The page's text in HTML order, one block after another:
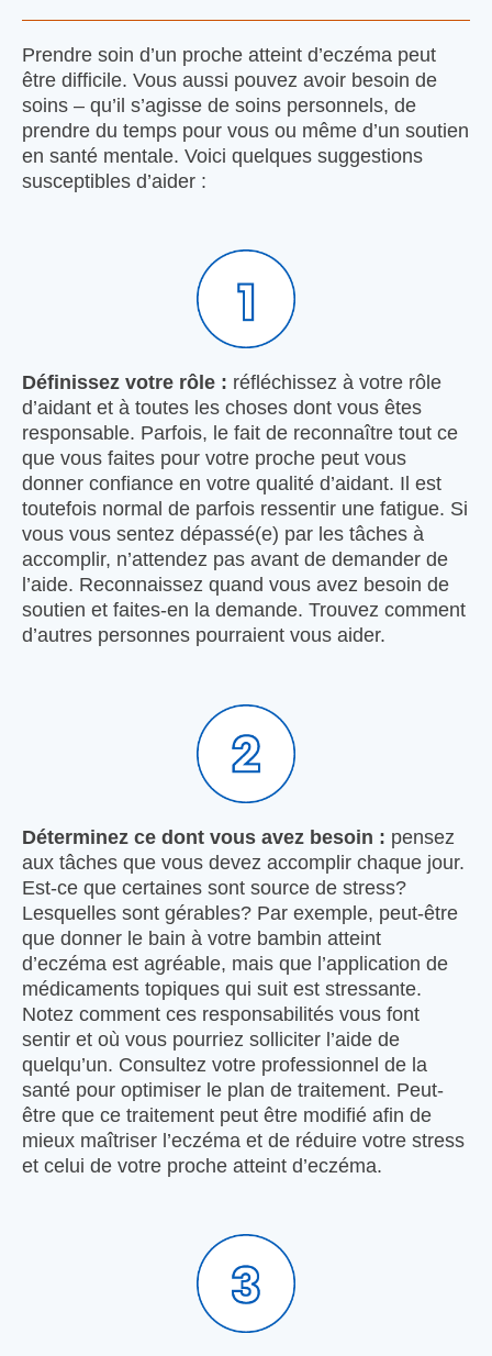
Prendre soin d’un proche atteint d’eczéma peut
être difficile. Vous aussi pouvez avoir besoin de
soins – qu’il s’agisse de soins personnels, de
prendre du temps pour vous ou même d’un soutien
en santé mentale. Voici quelques suggestions
susceptibles d’aider :
Déﬁnissez votre rôle : réfléchissez à votre rôle
d’aidant et à toutes les choses dont vous êtes
responsable. Parfois, le fait de reconnaître tout ce
que vous faites pour votre proche peut vous
donner confiance en votre qualité d’aidant. Il est
toutefois normal de parfois ressentir une fatigue. Si
vous vous sentez dépassé(e) par les tâches à
accomplir, n’attendez pas avant de demander de
l’aide. Reconnaissez quand vous avez besoin de
soutien et faites-en la demande. Trouvez comment
d’autres personnes pourraient vous aider.
Déterminez ce dont vous avez besoin : pensez
aux tâches que vous devez accomplir chaque jour.
Est-ce que certaines sont source de stress?
Lesquelles sont gérables? Par exemple, peut-être
que donner le bain à votre bambin atteint
d’eczéma est agréable, mais que l’application de
médicaments topiques qui suit est stressante.
Notez comment ces responsabilités vous font
sentir et où vous pourriez solliciter l’aide de
quelqu’un. Consultez votre professionnel de la
santé pour optimiser le plan de traitement. Peut-
être que ce traitement peut être modifié afin de
mieux maîtriser l’eczéma et de réduire votre stress
et celui de votre proche atteint d’eczéma.